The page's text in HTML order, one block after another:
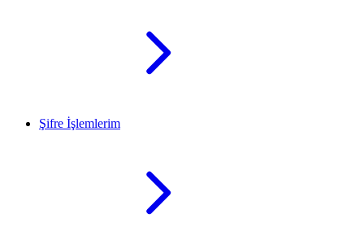
Şifre İşlemlerim